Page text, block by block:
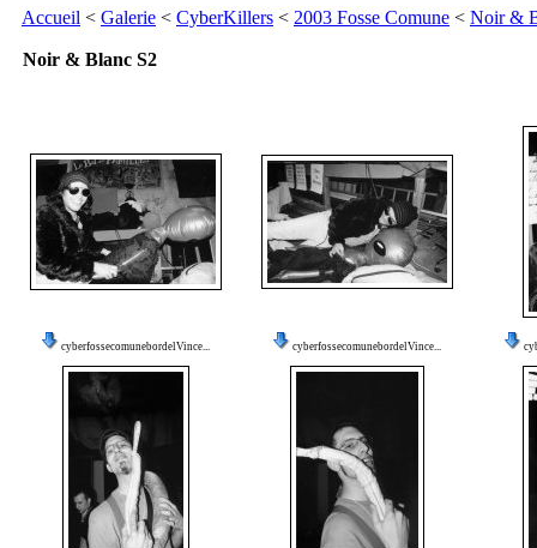
Accueil < Galerie < CyberKillers < 2003 Fosse Comune < Noir &
Noir & Blanc S2
cyberfossecomunebordelVince... cyberfossecomunebordelVince...